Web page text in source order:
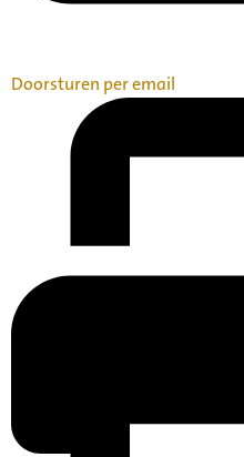
Doorsturen per email